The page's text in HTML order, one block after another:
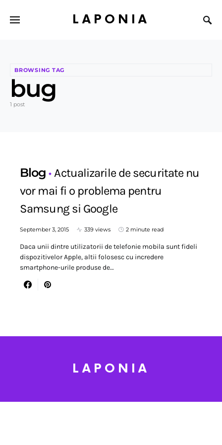
LAPONIA
BROWSING TAG
bug
1 post
Blog
Actualizarile de securitate nu
vor mai fi o problema pentru
Samsung si Google
September 3, 2015 339 views 2 minute read
Daca unii dintre utilizatorii de telefonie mobila sunt fideli
dispozitivelor Apple, altii folosesc cu incredere
smartphone-urile produse de…
LAPONIA